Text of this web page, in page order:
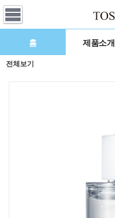
홈 제품소개
전체보기